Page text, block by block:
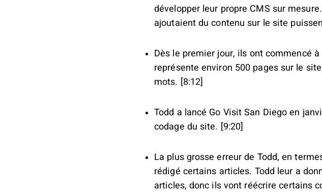
développer leur propre CMS sur
ajoutaient du contenu sur le site
Dès le premier jour, ils ont commencé
représente environ 500 pages sur le
mots. [8:12]
Todd a lancé Go Visit San Diego en
codage du site. [9:20]
La plus grosse erreur de Todd, en
rédigé certains articles. Todd leur a
articles, donc ils vont réécrire certains